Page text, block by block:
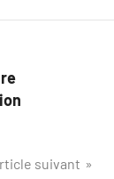
suivant